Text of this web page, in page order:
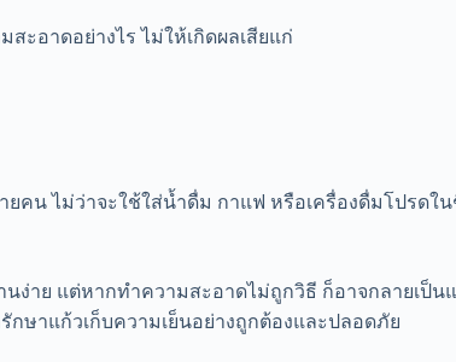
ะอาดอย่างไร ไม่ให้เกิดผลเสียแก่
ยคน ไม่ว่าจะใช้ใส่น้ำดื่ม กาแฟ หรือเครื่องดื่มโป
ง่าย แต่หากทำความสะอาดไม่ถูกวิธี ก็อาจกลายเป็
ษาแก้วเก็บความเย็นอย่างถูกต้องและปลอดภัย